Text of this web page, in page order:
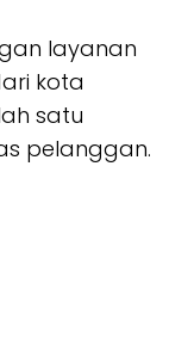
layanan
kota
satu
pelanggan.